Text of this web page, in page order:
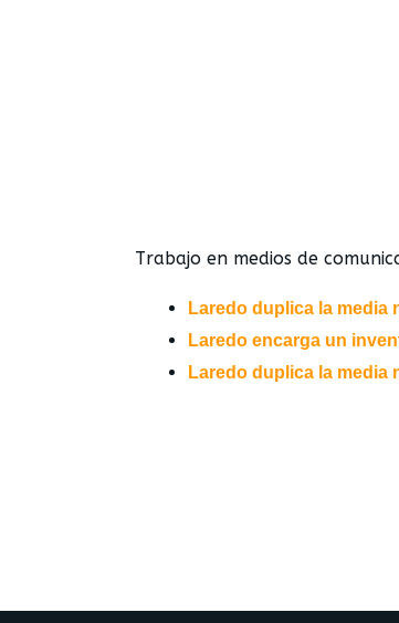
Trabajo en medios de
Laredo duplica la media
Laredo encarga un
Laredo duplica la media